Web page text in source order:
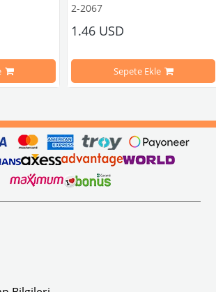
gelen güneş ışığını keserek görüş
1960-1967 Yılları Arasındaki T1
1968-1979 Yılları Arasındaki T2
2-2067
1.46 USD
Sepete Ekle